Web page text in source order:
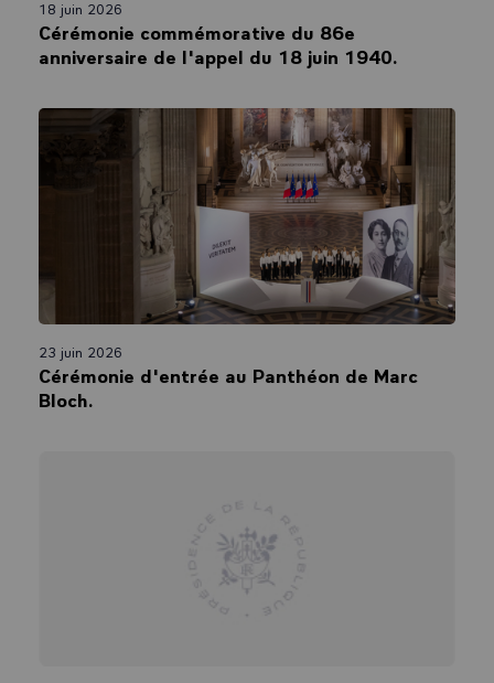
18 juin 2026
Cérémonie commémorative du 86e
anniversaire de l'appel du 18 juin 1940.
23 juin 2026
Cérémonie d'entrée au Panthéon de Marc
Bloch.